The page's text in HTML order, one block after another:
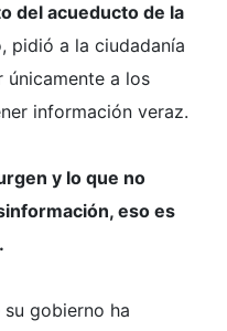
del acueducto de la
pidió a la ciudadanía
únicamente a los
información veraz.
y lo que no
eso es
gobierno ha